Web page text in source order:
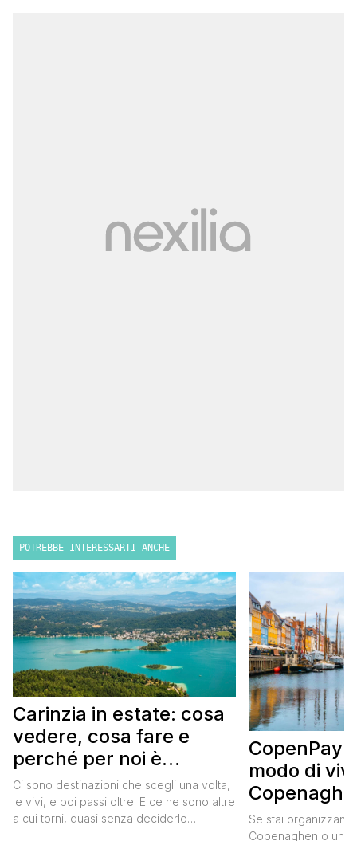
POTREBBE INTERESSARTI ANCHE
Carinzia in estate: cosa
vedere, cosa fare e
perché per noi è
diventata una
destinazione del cuore
Ci sono destinazioni che scegli una volta,
le vivi, e poi passi oltre. E ce ne sono altre
a cui torni, quasi senza deciderlo
CopenPay:
modo di
meglio e
Se stai
Copenaghen o un